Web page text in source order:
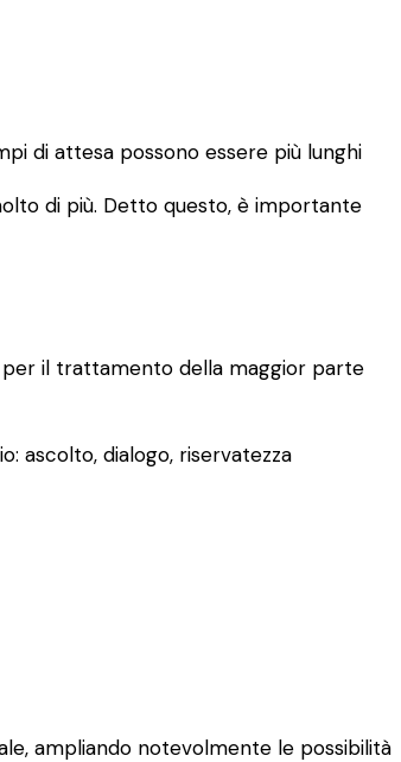
di attesa possono essere più lunghi
di più. Detto questo, è importante
per il trattamento della maggior parte
ascolto, dialogo, riservatezza
ampliando notevolmente le possibilità